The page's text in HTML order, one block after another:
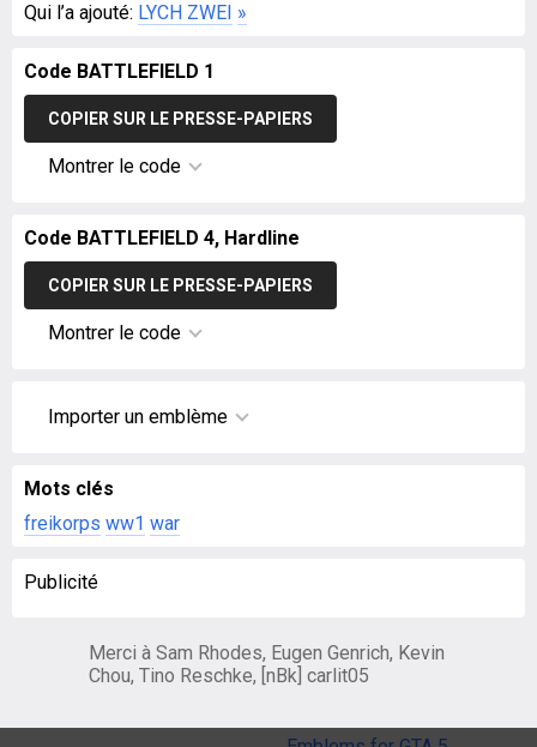
Qui l’a ajouté: LYCH ZWEI »
Code BATTLEFIELD 1
COPIER SUR LE PRESSE-PAPIERS
Montrer le code
Code BATTLEFIELD 4, Hardline
COPIER SUR LE PRESSE-PAPIERS
Montrer le code
Importer un emblème
Mots clés
freikorps ww1 war
Publicité
Merci à Sam Rhodes, Eugen Genrich, Kevin
Chou, Tino Reschke, [nBk] carlit05